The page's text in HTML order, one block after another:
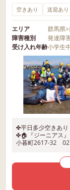
空きあり 送迎あり
エリア 群馬県>
障害種別
発達障
受け入れ年齢小学生
✤平日多少空きあり
✤🏠『ジーニアス
小暮町2617-32